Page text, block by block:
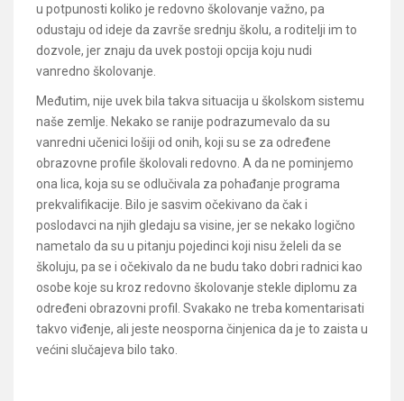
u potpunosti koliko je redovno školovanje važno, pa
odustaju od ideje da završe srednju školu, a roditelji im to
dozvole, jer znaju da uvek postoji opcija koju nudi
vanredno školovanje.
Međutim, nije uvek bila takva situacija u školskom sistemu
naše zemlje. Nekako se ranije podrazumevalo da su
vanredni učenici lošiji od onih, koji su se za određene
obrazovne profile školovali redovno. A da ne pominjemo
ona lica, koja su se odlučivala za pohađanje programa
prekvalifikacije. Bilo je sasvim očekivano da čak i
poslodavci na njih gledaju sa visine, jer se nekako logično
nametalo da su u pitanju pojedinci koji nisu želeli da se
školuju, pa se i očekivalo da ne budu tako dobri radnici kao
osobe koje su kroz redovno školovanje stekle diplomu za
određeni obrazovni profil. Svakako ne treba komentarisati
takvo viđenje, ali jeste neosporna činjenica da je to zaista u
većini slučajeva bilo tako.